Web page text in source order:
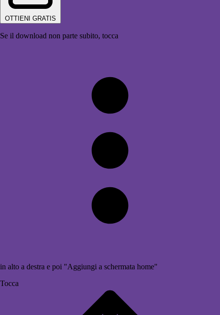
OTTIENI GRATIS
Se il download non parte subito, tocca
in alto a destra e poi "Aggiungi a schermata home"
Tocca